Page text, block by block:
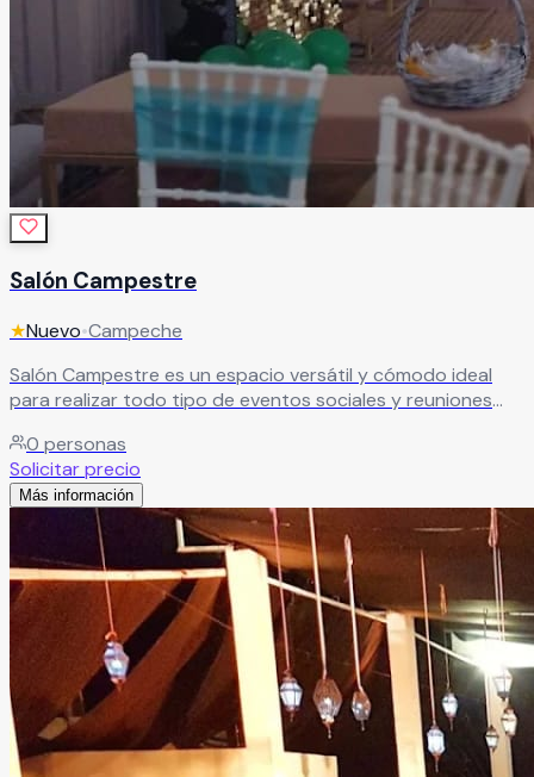
Salón Campestre
★Nuevo•Campeche
Salón Campestre es un espacio versátil y cómodo ideal
para realizar todo tipo de eventos sociales y reuniones
cuenta con terraza jardín y salón con aire acondicionado,
ofreciendo espacios flexibles perfectos para bodas, XV
años, aniversarios, cumpleaños, convivencias, reuniones
familiares y actividades nocturnas. Además de sus amplias
instalaciones y área de estacionamiento, Salón Campestre
destaca por la atención amable de su personal y por
brindar una excelente relación entre calidad, comodidad y
precio.
Leer más
0 personas
Solicitar precio
Más información